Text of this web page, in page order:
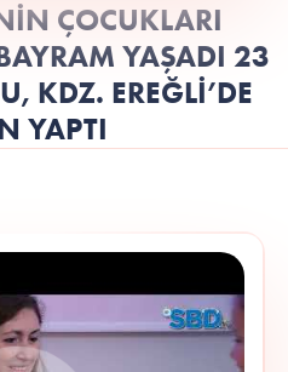
ÇOCUKLARI
YAŞADI 23
KDZ. EREĞLİ’DE
YAPTI